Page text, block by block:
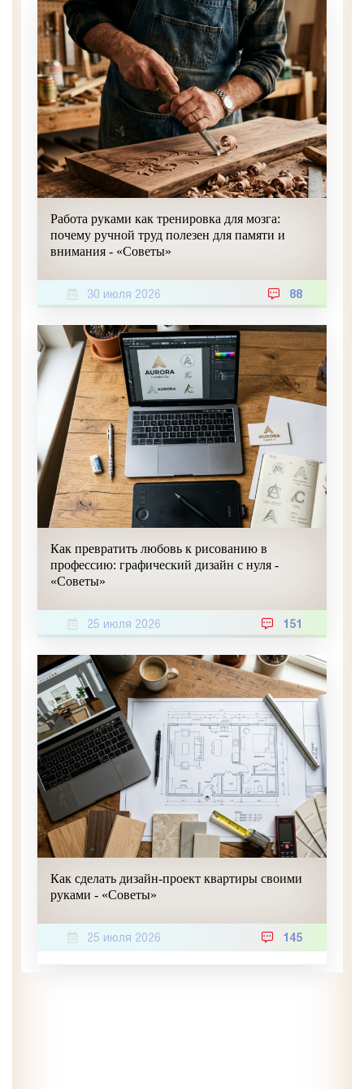
Работа руками как тренировка для мозга:
почему ручной труд полезен для памяти и
внимания - «Советы»
30 июля 2026 88
Как превратить любовь к рисованию в
профессию: графический дизайн с нуля -
«Советы»
25 июля 2026 151
Как сделать дизайн-проект квартиры своими
руками - «Советы»
25 июля 2026 145